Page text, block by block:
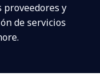
proveedores y
de servicios